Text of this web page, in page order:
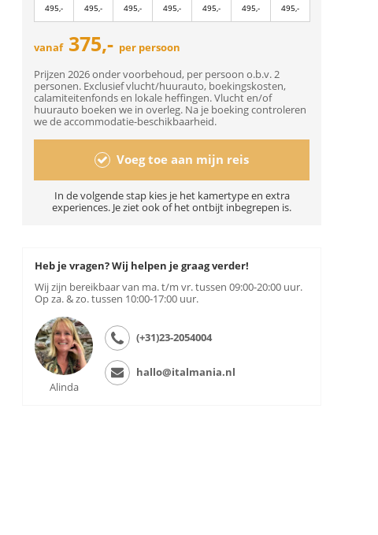
495,- 495,- 495,- 495,- 495,- 495,- 495,-
vanaf 375,- per persoon
Prijzen 2026 onder voorbehoud, per persoon o.b.v. 2
personen. Exclusief vlucht/huurauto, boekingskosten,
calamiteitenfonds en lokale heffingen. Vlucht en/of
huurauto boeken we in overleg. Na je boeking controleren
we de accommodatie-beschikbaarheid.
Voeg toe aan mijn reis
In de volgende stap kies je het kamertype en extra
experiences. Je ziet ook of het ontbijt inbegrepen is.
Heb je vragen? Wij helpen je graag verder!
Wij zijn bereikbaar van ma. t/m vr. tussen 09:00-20:00 uur.
Op za. & zo. tussen 10:00-17:00 uur.
Alinda
(+31)23-2054004
hallo@italmania.nl